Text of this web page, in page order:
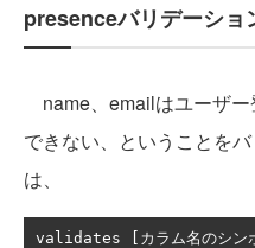
presenceバリデーショ
name、emailはユーザ
できない、ということを
は、
validates [カラム名のシ